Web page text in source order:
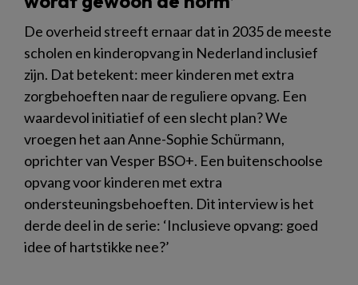
De overheid streeft ernaar dat in 2035 de meeste
scholen en kinderopvang in Nederland inclusief
zijn. Dat betekent: meer kinderen met extra
zorgbehoeften naar de reguliere opvang. Een
waardevol initiatief of een slecht plan? We
vroegen het aan Anne-Sophie Schürmann,
oprichter van Vesper BSO+. Een buitenschoolse
opvang voor kinderen met extra
ondersteuningsbehoeften. Dit interview is het
derde deel in de serie: ‘Inclusieve opvang: goed
idee of hartstikke nee?’